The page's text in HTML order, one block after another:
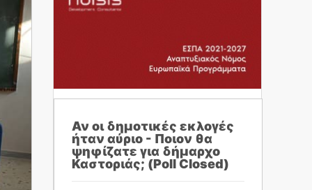
Αν οι δημοτικές εκλογές
ήταν αύριο - Ποιον θα
ψηφίζατε για δήμαρχο
Καστοριάς; (Poll Closed)